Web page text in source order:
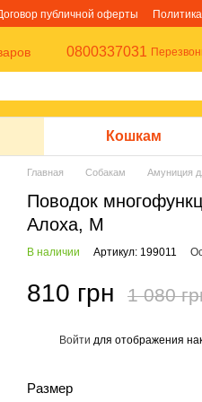
публичной оферты
0800337031
Кошкам
Главная Собакам Амуниция
Поводок
Алоха, M
В наличии Артикул: 199011
810 грн 1 080
Войти для отображения
Размер